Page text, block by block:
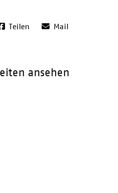
Teilen Mail
ansehen